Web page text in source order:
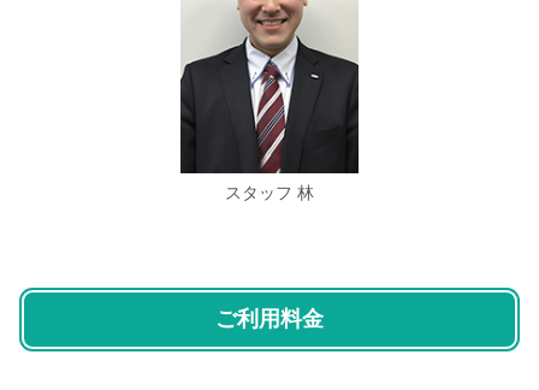
スタッフ 林
ご利用料金